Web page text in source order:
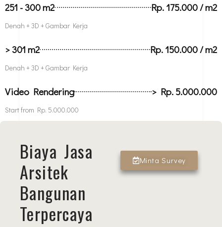
251 - 300 m2 Rp. 175.000 / m2
Denah + 3D + Gambar Kerja
> 301 m2 Rp. 150.000 / m2
Denah + 3D + Gambar Kerja
Video Rendering > Rp. 5.000.000
Start from Rp. 5.000.000
Minta Survey
Biaya Jasa
Arsitek
Bangunan
Terpercaya